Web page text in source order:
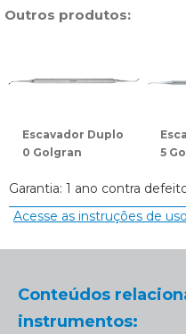
Outros produtos:
Escavador Duplo
0 Golgran
5
Garantia: 1 ano contra
Acesse as instruções de uso
Conteúdos
instrumentos: